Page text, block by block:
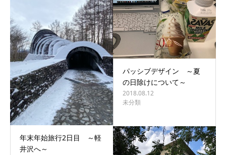
年末年始旅行2日目 ～軽
井沢へ～
パッシブデザイン ～夏
の日除けについて～
2018.08.12
未分類